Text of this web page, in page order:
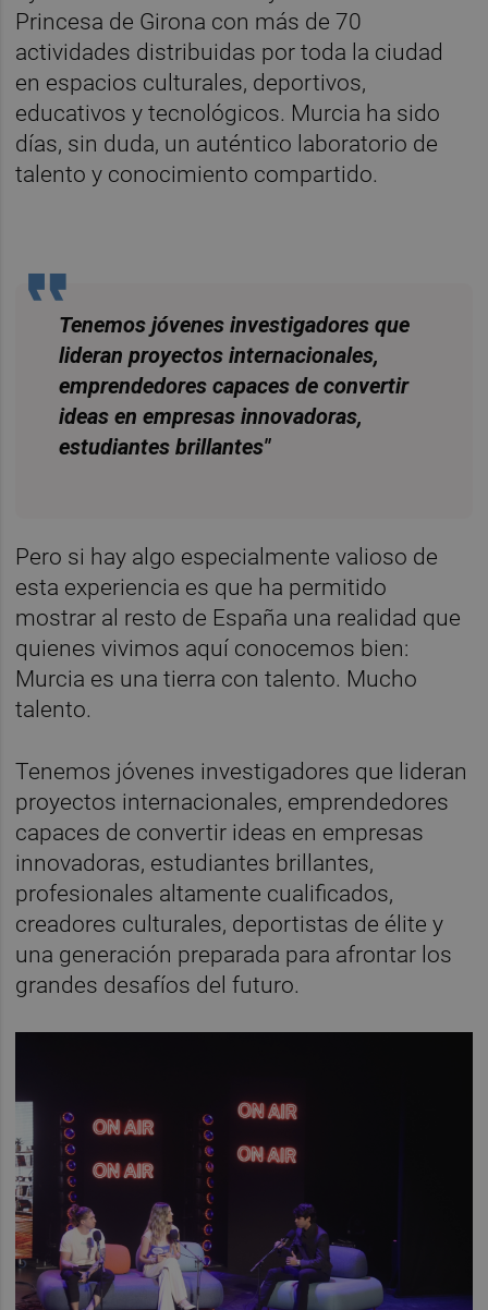
Princesa de Girona con más de 70
actividades distribuidas por toda la ciudad
en espacios culturales, deportivos,
educativos y tecnológicos. Murcia ha sido
días, sin duda, un auténtico laboratorio de
talento y conocimiento compartido.
Tenemos jóvenes investigadores que
lideran proyectos internacionales,
emprendedores capaces de convertir
ideas en empresas innovadoras,
estudiantes brillantes"
Pero si hay algo especialmente valioso de
esta experiencia es que ha permitido
mostrar al resto de España una realidad que
quienes vivimos aquí conocemos bien:
Murcia es una tierra con talento. Mucho
talento.
Tenemos jóvenes investigadores que lideran
proyectos internacionales, emprendedores
capaces de convertir ideas en empresas
innovadoras, estudiantes brillantes,
profesionales altamente cualificados,
creadores culturales, deportistas de élite y
una generación preparada para afrontar los
grandes desafíos del futuro.